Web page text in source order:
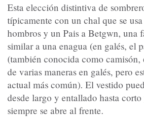
Esta elección distintiva de
típicamente con un chal que se
hombros y un Pais a Betgwn, una
similar a una enagua (en galés, el
(también conocida como
de varias maneras en galés, pero
actual más común). El vestido
desde largo y entallado hasta
siempre se abre al frente.